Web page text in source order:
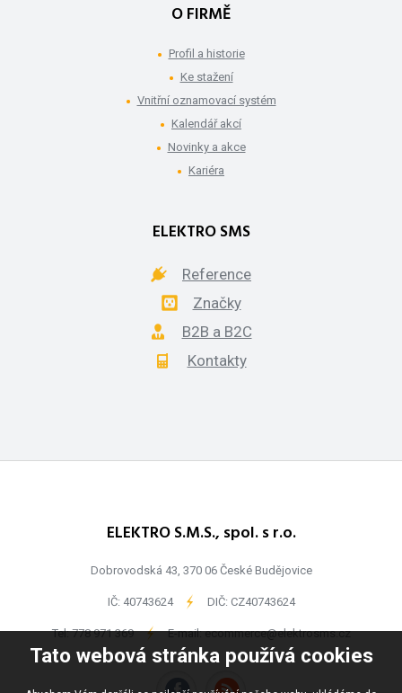
Tato webová stránka používá cookies
O FIRMĚ
Profil a historie
Ke stažení
Vnitřní oznamovací systém
Kalendář akcí
Novinky a akce
Kariéra
ELEKTRO SMS
Reference
Značky
B2B a B2C
Kontakty
ELEKTRO S.M.S., spol. s r.o.
Dobrovodská 43, 370 06 České Budějovice
IČ: 40743624 - DIČ: CZ40743624
Tel:778 971 369 - E-mail:ecommerce@elektrosms.cz